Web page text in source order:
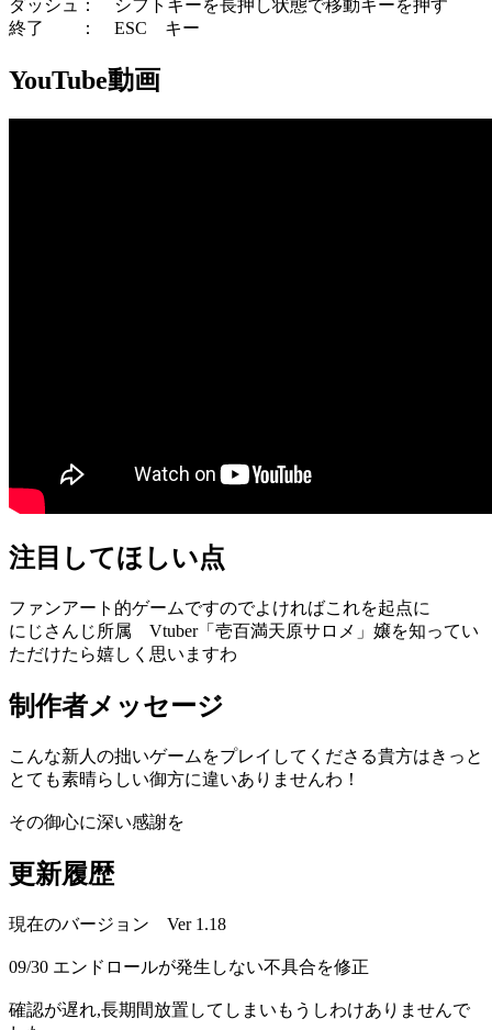
ダッシュ： シフトキーを長押し状態で移動キーを押す
終了 ： ESC キー
YouTube動画
注目してほしい点
ファンアート的ゲームですのでよければこれを起点に
にじさんじ所属 Vtuber「壱百満天原サロメ」嬢を知ってい
ただけたら嬉しく思いますわ
制作者メッセージ
こんな新人の拙いゲームをプレイしてくださる貴方はきっと
とても素晴らしい御方に違いありませんわ！
その御心に深い感謝を
更新履歴
現在のバージョン Ver 1.18
09/30 エンドロールが発生しない不具合を修正
確認が遅れ,長期間放置してしまいもうしわけありませんで